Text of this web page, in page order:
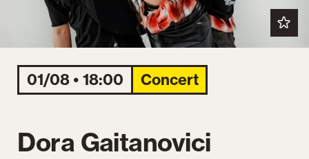
01/08 • 18:00 Concert
Dora Gaitanovici